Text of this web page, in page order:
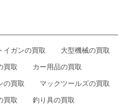
イガンの買取 大型機械の買取
買取 カー用品の買取
の買取 マックツールズの買取
買取 釣り具の買取